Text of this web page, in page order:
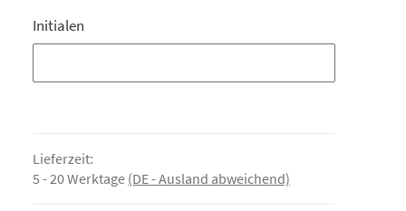
Initialen
Lieferzeit:
5 - 20 Werktage (DE - Ausland abweichend)